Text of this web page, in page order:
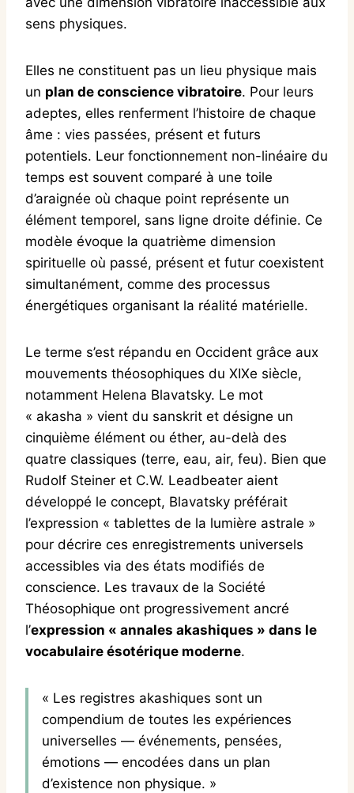
sens physiques.
Elles ne constituent pas un lieu physique mais
un plan de conscience vibratoire. Pour leurs
adeptes, elles renferment l’histoire de chaque
âme : vies passées, présent et futurs
potentiels. Leur fonctionnement non-linéaire du
temps est souvent comparé à une toile
d’araignée où chaque point représente un
élément temporel, sans ligne droite définie. Ce
modèle évoque la quatrième dimension
spirituelle où passé, présent et futur coexistent
simultanément, comme des processus
énergétiques organisant la réalité matérielle.
Le terme s’est répandu en Occident grâce aux
mouvements théosophiques du XIXe siècle,
notamment Helena Blavatsky. Le mot
« akasha » vient du sanskrit et désigne un
cinquième élément ou éther, au-delà des
quatre classiques (terre, eau, air, feu). Bien que
Rudolf Steiner et C.W. Leadbeater aient
développé le concept, Blavatsky préférait
l’expression « tablettes de la lumière astrale »
pour décrire ces enregistrements universels
accessibles via des états modifiés de
conscience. Les travaux de la Société
Théosophique ont progressivement ancré
l’expression « annales akashiques » dans le
vocabulaire ésotérique moderne.
« Les registres akashiques sont un
compendium de toutes les expériences
universelles — événements, pensées,
émotions — encodées dans un plan
d’existence non physique. »